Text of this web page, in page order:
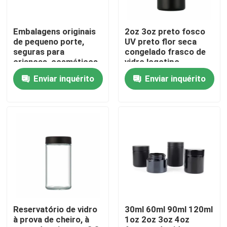
Sobre nós
Excursão da fábrica
Peça umas citações
Frascos de vidro do concentrado
Embalagens originais
de pequeno porte,
seguras para
crianças, cosméticos,
recipientes de vidro
com tampa, por
grosso
Enviar inquérito
2oz 3oz preto fosco
UV preto flor seca
congelado frasco de
vidro logotipo
personalizado à prova
de cheiro prova de
criança segurança
Enviar inquérito
Reservatório de vidro
à prova de cheiro, à
30ml 60ml 90ml 120ml
1oz 2oz 3oz 4oz